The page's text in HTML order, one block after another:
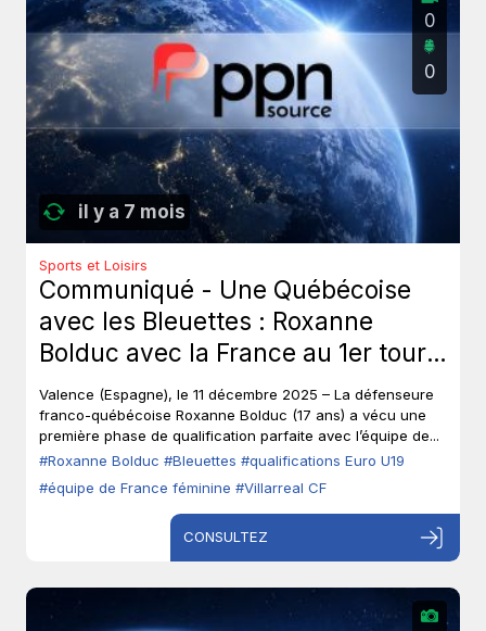
il y a 7 mois
0
0
Sports et Loisirs
Communiqué - Une Québécoise
avec les Bleuettes : Roxanne
Bolduc avec la France au 1er tour
des qualifications à l’Euro U19 de
soccer.
Valence (Espagne), le 11 décembre 2025 – La défenseure
franco-québécoise Roxanne Bolduc (17 ans) a vécu une
première phase de qualification parfaite avec l’équipe de...
#Roxanne Bolduc #Bleuettes #qualifications Euro U19
#équipe de France féminine #Villarreal CF
CONSULTEZ